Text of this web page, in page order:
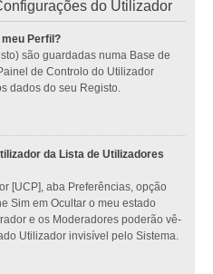
do Utilizador
Perfil?
são guardadas numa Base de
de Controlo do Utilizador
dados do seu Registo.
da Lista de Utilizadores
[UCP], aba Preferências, opção
Sim em Ocultar o meu estado
e os Moderadores poderão vê-
Utilizador invisível pelo Sistema.